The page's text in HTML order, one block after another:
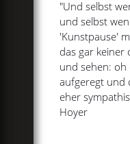
"Und selbst
und selbst
'Kunstpause'
das gar keiner
und sehen:
aufgeregt und
eher
Hoyer